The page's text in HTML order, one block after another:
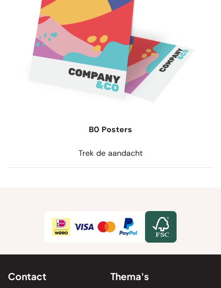
B0 Posters
Trek de aandacht
Contact Thema's